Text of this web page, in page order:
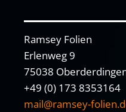
Ramsey Folien
Erlenweg 9
75038
+49 (0) 173 8353164
mail@ramsey-